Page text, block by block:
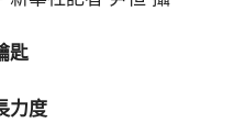
匙
力度